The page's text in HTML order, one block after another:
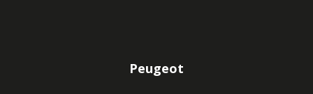
Peugeot